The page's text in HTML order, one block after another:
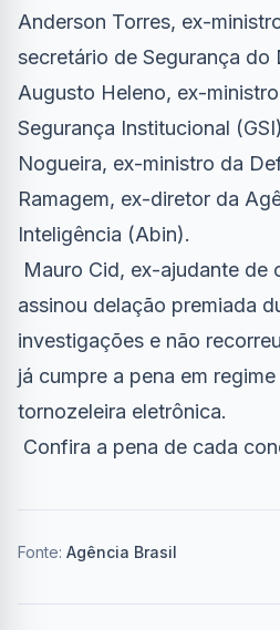
Anderson Torres, ex-
secretário de Segurança do
Augusto Heleno, ex-
Segurança Institucional
Nogueira, ex-ministro da
Ramagem, ex-diretor da
Inteligência (Abin).
Mauro Cid, ex-ajudante de
assinou delação premiada
investigações e não
já cumpre a pena em
tornozeleira eletrônica.
Confira a pena de cada
Fonte: Agência Brasil